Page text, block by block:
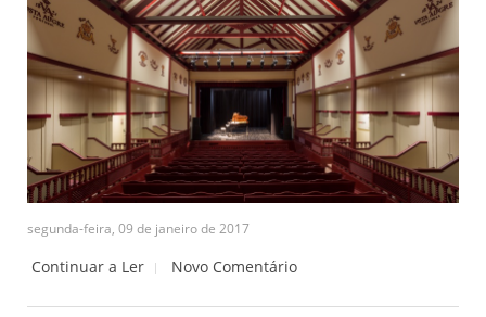
segunda-feira, 09 de janeiro de 2017
Continuar a Ler Novo Comentário